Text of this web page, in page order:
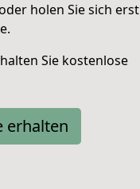
holen Sie sich erst
Sie kostenlose
erhalten